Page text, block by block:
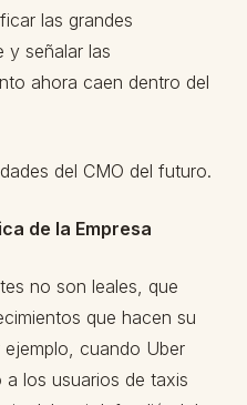
las grandes
y señalar las
ahora caen dentro del
del CMO del futuro.
de la Empresa
no son leales, que
que hacen su
cuando Uber
los usuarios de taxis